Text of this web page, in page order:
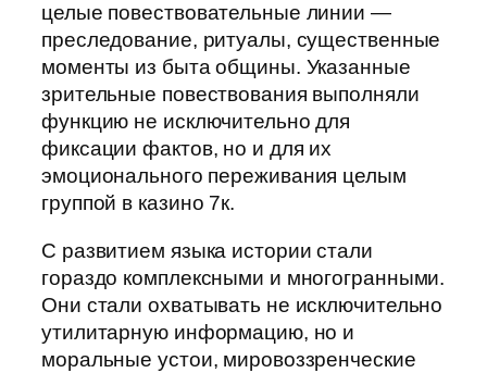
целые повествовательные линии —
преследование, ритуалы, существенные
моменты из быта общины. Указанные
зрительные повествования выполняли
функцию не исключительно для
фиксации фактов, но и для их
эмоционального переживания целым
группой в казино 7к.
С развитием языка истории стали
гораздо комплексными и многогранными.
Они стали охватывать не исключительно
утилитарную информацию, но и
моральные устои, мировоззренческие